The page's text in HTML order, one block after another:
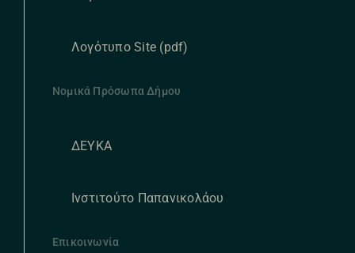
Λογότυπο Site (pdf)
Νομικά Πρόσωπα Δήμου
ΔΕΥΚΑ
Ινστιτούτο Παπανικολάου
Επικοινωνία